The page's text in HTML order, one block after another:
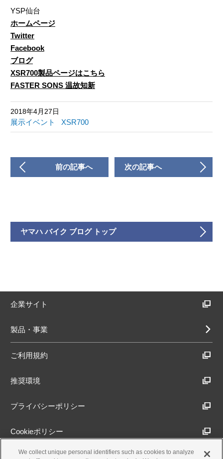
YSP仙台
ホームページ
Twitter
Facebook
ブログ
XSR700製品ページはこちら
FASTER SONS 温故知新
2018年4月27日
展示イベント XSR700
前の記事へ 次の記事へ
ヤマハ バイク ブログ トップ
企業サイト
製品・事業
ご利用規約
推奨環境
プライバシーポリシー
Cookieポリシー
アクセシビリティ方針
We collect unique personal identifiers such as cookies to analyze